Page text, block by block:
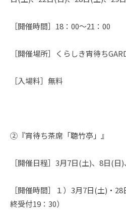
［開催時間］18：00～21：00
［開催場所］くらしき宵待ち
［入場料］無料
➁『宵待ち茶席「聴竹亭」』
［開催日程］3月7日(土)、8日(
［開催時間］１）3月7日(土)・
終受付19：30）